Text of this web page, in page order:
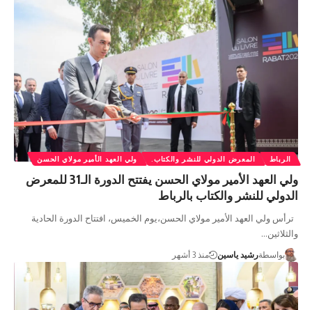
الرباط المعرض الدولي للنشر والكتاب. ولي العهد الأمير مولاي الحسن
ولي العهد الأمير مولاي الحسن يفتتح الدورة الـ31 للمعرض
الدولي للنشر والكتاب بالرباط
ترأس ولي العهد الأمير مولاي الحسن،يوم الخميس، افتتاح الدورة الحادية
والثلاثين…
بواسطةرشيد ياسين منذ 3 أشهر